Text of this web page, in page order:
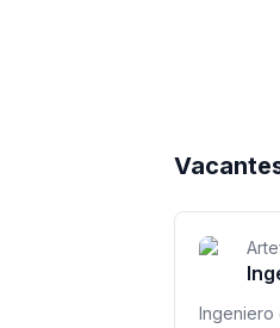
Ingeniero